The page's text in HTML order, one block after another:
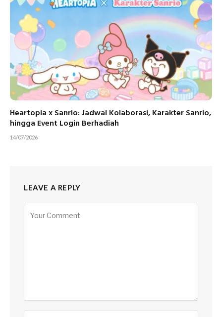
Heartopia x Sanrio: Jadwal Kolaborasi, Karakter Sanrio,
hingga Event Login Berhadiah
14/07/2026
LEAVE A REPLY